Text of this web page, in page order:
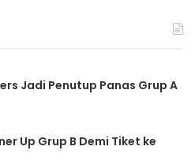
Jadi Penutup Panas Grup A
Up Grup B Demi Tiket ke